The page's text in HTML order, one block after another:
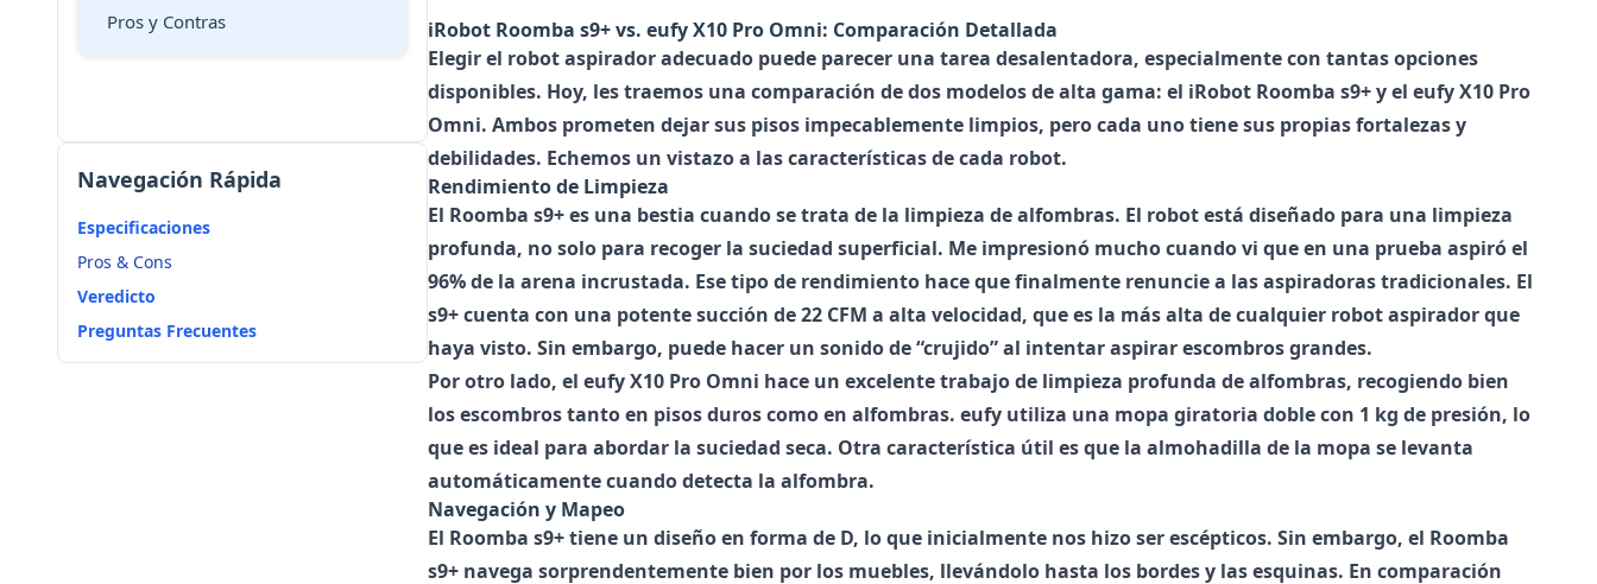
Pros y Contras
Navegación Rápida
Especificaciones
Pros & Cons
Veredicto
Preguntas Frecuentes
iRobot Roomba s9+ vs. eufy X10 Pro Omni: Comparación Detallada
Elegir el robot aspirador adecuado puede parecer una tarea desalentadora, especialmente con tantas opciones
disponibles. Hoy, les traemos una comparación de dos modelos de alta gama: el iRobot Roomba s9+ y el eufy X10 Pro
Omni. Ambos prometen dejar sus pisos impecablemente limpios, pero cada uno tiene sus propias fortalezas y
debilidades. Echemos un vistazo a las características de cada robot.
Rendimiento de Limpieza
El Roomba s9+es una bestia cuando se trata de la limpieza de alfombras. El robot está diseñado para una limpieza
profunda, no solo para recoger la suciedad superficial. Me impresionó mucho cuando vi que en una prueba aspiró el
96% de la arena incrustada. Ese tipo de rendimiento hace que finalmente renuncie a las aspiradoras tradicionales. El
s9+ cuenta con una potente succión de 22 CFM a alta velocidad, que es la más alta de cualquier robot aspirador que
haya visto. Sin embargo, puede hacer un sonido de “crujido” al intentar aspirar escombros grandes.
Por otro lado, el eufy X10 Pro Omni hace un excelente trabajo de limpieza profunda de alfombras, recogiendo bien
los escombros tanto en pisos duros como en alfombras. eufy utiliza una mopa giratoria doble con 1 kg de presión, lo
que es ideal para abordar la suciedad seca. Otra característica útil es que la almohadilla de la mopa se levanta
automáticamente cuando detecta la alfombra.
Navegación y Mapeo
El Roomba s9+tiene un diseño en forma de D, lo que inicialmente nos hizo ser escépticos. Sin embargo, el Roomba
s9+ navega sorprendentemente bien por los muebles, llevándolo hasta los bordes y las esquinas. En comparación